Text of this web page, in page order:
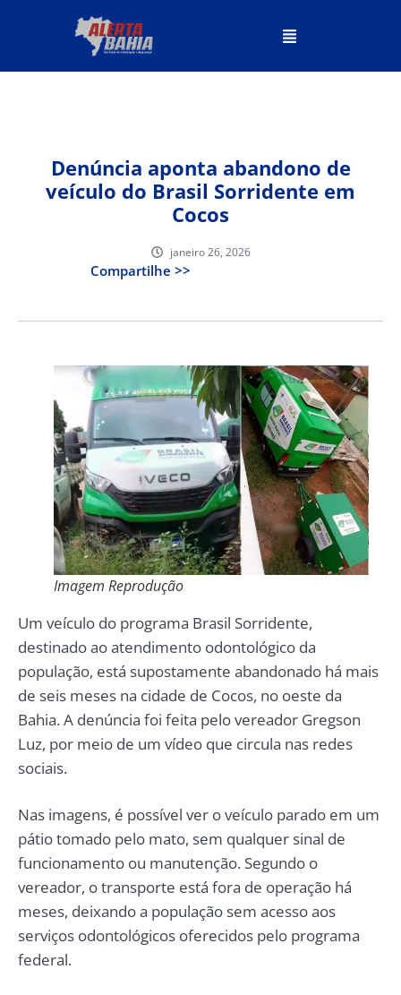
Denúncia aponta abandono de
veículo do Brasil Sorridente em
Cocos
janeiro 26, 2026
Compartilhe >>
Imagem Reprodução
Um veículo do programa Brasil Sorridente,
destinado ao atendimento odontológico da
população, está supostamente abandonado há mais
de seis meses na cidade de Cocos, no oeste da
Bahia. A denúncia foi feita pelo vereador Gregson
Luz, por meio de um vídeo que circula nas redes
sociais.
Nas imagens, é possível ver o veículo parado em um
pátio tomado pelo mato, sem qualquer sinal de
funcionamento ou manutenção. Segundo o
vereador, o transporte está fora de operação há
meses, deixando a população sem acesso aos
serviços odontológicos oferecidos pelo programa
federal.